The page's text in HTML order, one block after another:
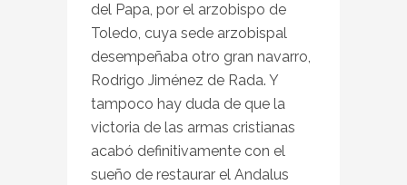
del Papa, por el arzobispo de
Toledo, cuya sede arzobispal
desempeñaba otro gran navarro,
Rodrigo Jiménez de Rada. Y
tampoco hay duda de que la
victoria de las armas cristianas
acabó definitivamente con el
sueño de restaurar el Andalus